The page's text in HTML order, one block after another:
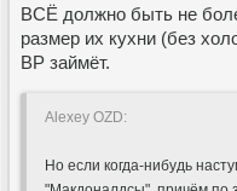
ВСЁ должно быть не
размер их кухни (без
ВР займёт.
Alexey OZD:
Но если когда-нибудь